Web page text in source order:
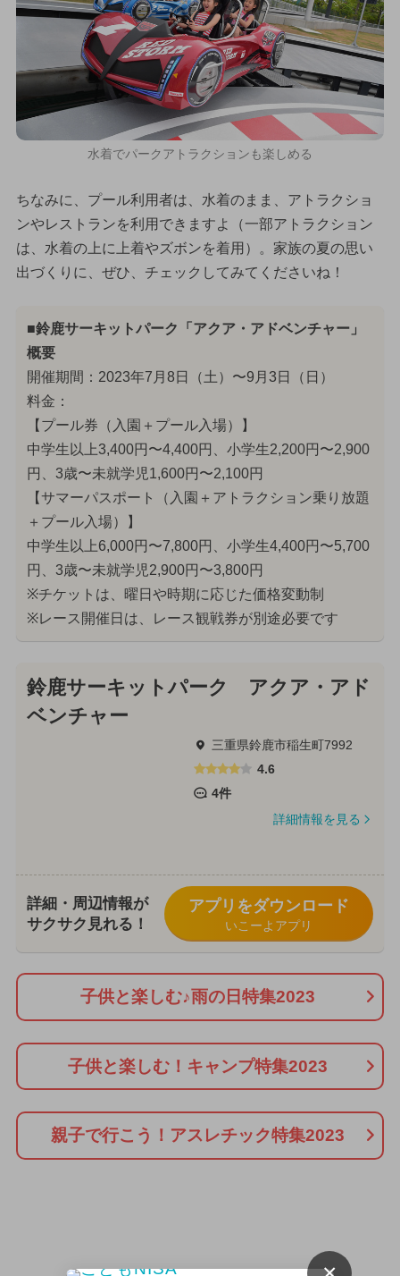
水着でパークアトラクションも楽しめる
ちなみに、プール利用者は、水着のまま、アトラクショ
ンやレストランを利用できますよ（一部アトラクション
は、水着の上に上着やズボンを着用）。家族の夏の思い
出づくりに、ぜひ、チェックしてみてくださいね！
■鈴鹿サーキットパーク「アクア・アドベンチャー」
概要
開催期間：2023年7月8日（土）〜9月3日（日）
料金：
【プール券（入園＋プール入場）】
中学生以上3,400円〜4,400円、小学生2,200円〜2,900
円、3歳〜未就学児1,600円〜2,100円
【サマーパスポート（入園＋アトラクション乗り放題
＋プール入場）】
中学生以上6,000円〜7,800円、小学生4,400円〜5,700
円、3歳〜未就学児2,900円〜3,800円
※チケットは、曜日や時期に応じた価格変動制
※レース開催日は、レース観戦券が別途必要です
鈴鹿サーキットパーク アクア・アド
ベンチャー
三重県鈴鹿市稲生町7992
4.6
4件
詳細情報を見る
詳細・周辺情報が
サクサク見れる！
アプリをダウンロード
いこーよアプリ
子供と楽しむ♪雨の日特集2023
子供と楽しむ！キャンプ特集2023
親子で行こう！アスレチック特集2023